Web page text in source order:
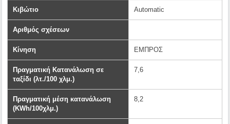
Κιβώτιο Automatic
Αριθμός σχέσεων
Κίνηση ΕΜΠΡΟΣ
Πραγματική Κατανάλωση σε
ταξίδι (λτ./100 χλμ.)
7,6
Πραγματική μέση κατανάλωση
(KWh/100χλμ.)
8,2